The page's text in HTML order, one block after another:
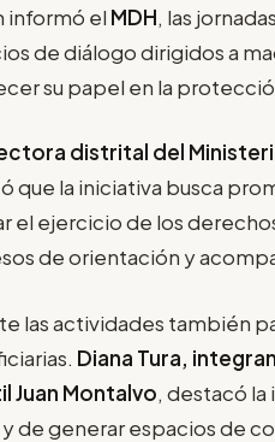
informó el MDH, las
de diálogo dirigidos a
su papel en la
distrital del
que la iniciativa busca
el ejercicio de los
de orientación y
las actividades también
Diana Tura,
Juan Montalvo, destacó
de generar espacios de